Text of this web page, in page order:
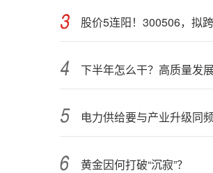
股价5连阳！300506，拟
电力供给要与产业升级同
黄金因何打破“沉寂”？